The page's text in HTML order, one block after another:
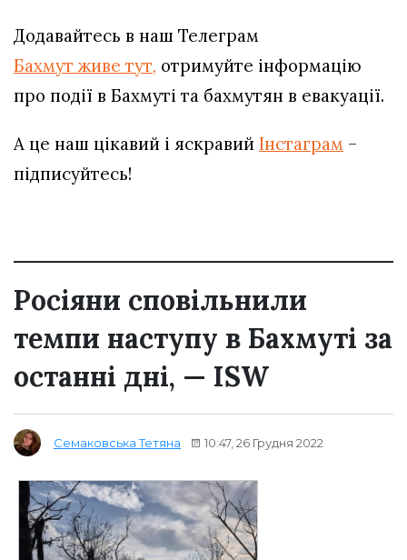
Додавайтесь в наш Телеграм
Бахмут живе тут, отримуйте інформацію
про події в Бахмуті та бахмутян в евакуації.
А це наш цікавий і яскравий Інстаграм –
підписуйтесь!
Росіяни сповільнили
темпи наступу в Бахмуті за
останні дні, — ISW
Семаковська Тетяна 10:47, 26 Грудня 2022